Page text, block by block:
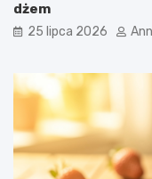
dżem
25 lipca 2026